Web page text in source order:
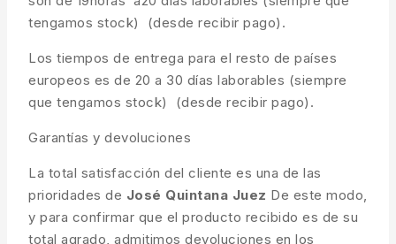
tengamos stock) (desde recibir pago).
Los tiempos de entrega para el resto de países
europeos es de 20 a 30 días laborables (siempre
que tengamos stock) (desde recibir pago).
Garantías y devoluciones
La total satisfacción del cliente es una de las
prioridades de José Quintana Juez De este modo,
y para confirmar que el producto recibido es de su
total agrado, admitimos devoluciones en los